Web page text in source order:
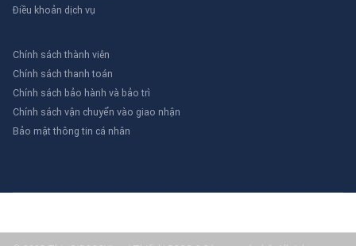
Điều khoản dịch vụ
Chính sách thành viên
Chính sách thanh toán
Chính sách bảo hành và bảo trì
Chính sách vận chuyển vào giao nhận
Bảo mật thông tin cá nhân